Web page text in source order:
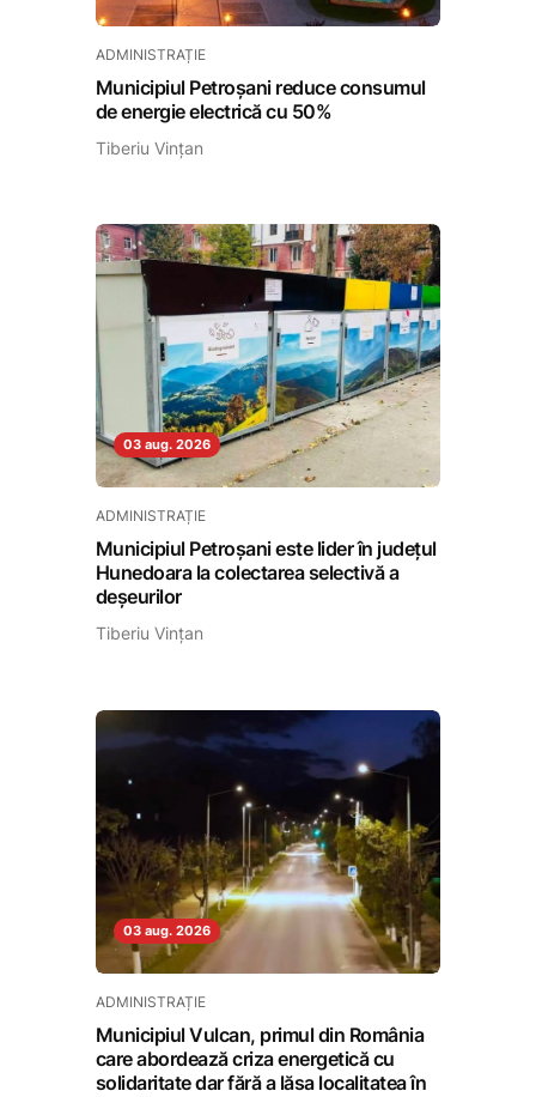
ADMINISTRAȚIE
Municipiul Petroșani reduce consumul
de energie electrică cu 50%
Tiberiu Vințan
03 aug. 2026
ADMINISTRAȚIE
Municipiul Petroșani este lider în județul
Hunedoara la colectarea selectivă a
deșeurilor
Tiberiu Vințan
03 aug. 2026
ADMINISTRAȚIE
Municipiul Vulcan, primul din România
care abordează criza energetică cu
solidaritate dar fără a lăsa localitatea în